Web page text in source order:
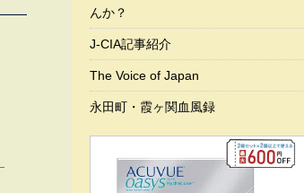
んか？
J-CIA記事紹介
The Voice of Japan
永田町・霞ヶ関血風録